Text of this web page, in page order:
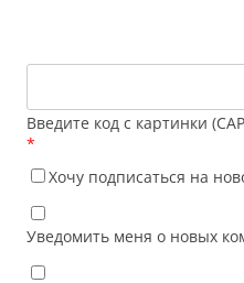
Введите код с картинки
*
Хочу подписаться на
Уведомить меня о новых